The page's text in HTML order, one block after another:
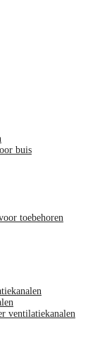
buis
toebehoren
ventilatiekanalen